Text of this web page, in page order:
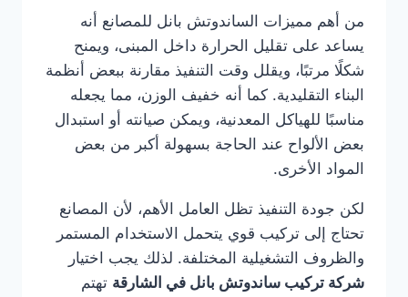
من أهم مميزات الساندوتش بانل للمصانع أنه
يساعد على تقليل الحرارة داخل المبنى، ويمنح
شكلًا مرتبًا، ويقلل وقت التنفيذ مقارنة ببعض أنظمة
البناء التقليدية. كما أنه خفيف الوزن، مما يجعله
مناسبًا للهياكل المعدنية، ويمكن صيانته أو استبدال
بعض الألواح عند الحاجة بسهولة أكبر من بعض
المواد الأخرى.
لكن جودة التنفيذ تظل العامل الأهم، لأن المصانع
تحتاج إلى تركيب قوي يتحمل الاستخدام المستمر
والظروف التشغيلية المختلفة. لذلك يجب اختيار
شركة تركيب ساندوتش بانل في الشارقة تهتم